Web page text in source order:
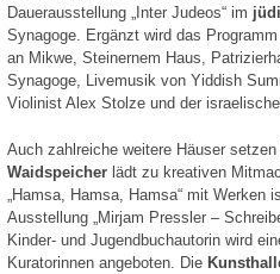
Dauerausstellung „Inter Judeos“ im
Synagoge. Ergänzt wird das
an Mikwe, Steinernem Haus,
Synagoge, Livemusik von Yiddish
Violinist Alex Stolze und der
Auch zahlreiche weitere Häuser
Waidspeicher lädt zu kreativen
„Hamsa, Hamsa, Hamsa“ mit
Ausstellung „Mirjam Pressler –
Kinder- und Jugendbuchautorin wird
Kuratorinnen angeboten. Die